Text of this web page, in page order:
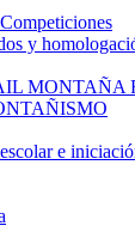
y
MONTAÑA
e